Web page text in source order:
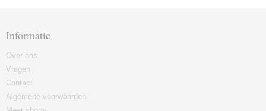
Informatie
Over ons
Vragen
Contact
Algemene voorwaarden